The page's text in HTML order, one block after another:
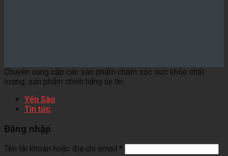
Chuyên cung cấp các sản phẩm chăm sóc sức khỏe chất
lượng, sản phẩm chính hãng uy tín.
Yến Sào
Tin tức
Đăng nhập
Tên tài khoản hoặc địa chỉ email *